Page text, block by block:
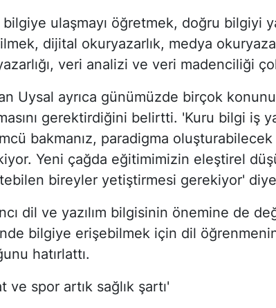
bilgiye ulaşmayı öğretmek, doğru bilgiyi
dijital okuryazarlık, medya
veri analizi ve veri madenciliği
Uysal ayrıca günümüzde birçok
gerektirdiğini belirtti. 'Kuru bilgi iş
bakmanız, paradigma oluşturabilecek
Yeni çağda eğitimimizin eleştirel
bireyler yetiştirmesi gerekiyor'
dil ve yazılım bilgisinin önemine de
bilgiye erişebilmek için dil
hatırlattı.
ve spor artık sağlık şartı'